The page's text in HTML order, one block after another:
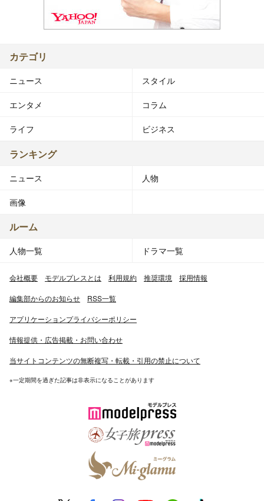
カテゴリ
ニュース スタイル
エンタメ コラム
ライフ ビジネス
ランキング
ニュース 人物
画像
ルーム
人物一覧 ドラマ一覧
会社概要 モデルプレスとは 利用規約 推奨環境 採用情報
編集部からのお知らせ RSS一覧
アプリケーションプライバシーポリシー
情報提供・広告掲載・お問い合わせ
当サイトコンテンツの無断複写・転載・引用の禁止について
※一定期間を過ぎた記事は非表示になることがあります